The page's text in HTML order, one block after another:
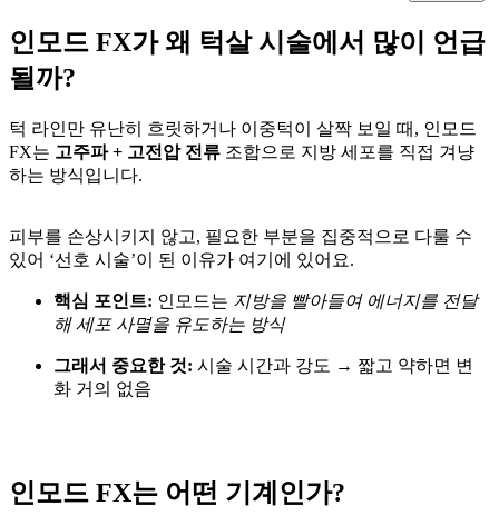
인모드 FX가 왜 턱살 시술에서 많이 언급
될까?
턱 라인만 유난히 흐릿하거나 이중턱이 살짝 보일 때, 인모드
FX는 고주파 + 고전압 전류 조합으로 지방 세포를 직접 겨냥
하는 방식입니다.
피부를 손상시키지 않고, 필요한 부분을 집중적으로 다룰 수
있어 ‘선호 시술’이 된 이유가 여기에 있어요.
핵심 포인트: 인모드는 지방을 빨아들여 에너지를 전달
해 세포 사멸을 유도하는 방식
그래서 중요한 것: 시술 시간과 강도 → 짧고 약하면 변
화 거의 없음
인모드 FX는 어떤 기계인가?